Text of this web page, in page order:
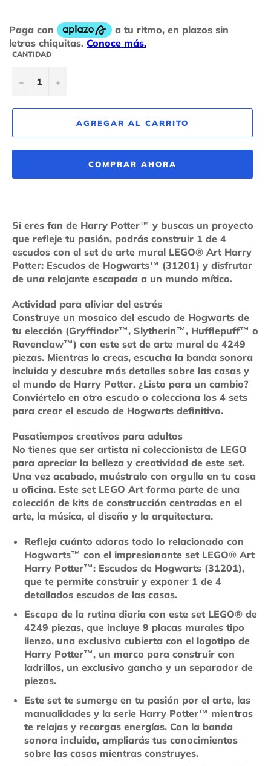
CANTIDAD
− +
AGREGAR AL CARRITO
COMPRAR AHORA
Si eres fan de Harry Potter™ y buscas un proyecto
que refleje tu pasión, podrás construir 1 de 4
escudos con el set de arte mural LEGO® Art Harry
Potter: Escudos de Hogwarts™ (31201) y disfrutar
de una relajante escapada a un mundo mítico.
Actividad para aliviar del estrés
Construye un mosaico del escudo de Hogwarts de
tu elección (Gryffindor™, Slytherin™, Hufflepuff™ o
Ravenclaw™) con este set de arte mural de 4249
piezas. Mientras lo creas, escucha la banda sonora
incluida y descubre más detalles sobre las casas y
el mundo de Harry Potter. ¿Listo para un cambio?
Conviértelo en otro escudo o colecciona los 4 sets
para crear el escudo de Hogwarts definitivo.
Pasatiempos creativos para adultos
No tienes que ser artista ni coleccionista de LEGO
para apreciar la belleza y creatividad de este set.
Una vez acabado, muéstralo con orgullo en tu casa
u oficina. Este set LEGO Art forma parte de una
colección de kits de construcción centrados en el
arte, la música, el diseño y la arquitectura.
Refleja cuánto adoras todo lo relacionado con
Hogwarts™ con el impresionante set LEGO® Art
Harry Potter™: Escudos de Hogwarts (31201),
que te permite construir y exponer 1 de 4
detallados escudos de las casas.
Escapa de la rutina diaria con este set LEGO® de
4249 piezas, que incluye 9 placas murales tipo
lienzo, una exclusiva cubierta con el logotipo de
Harry Potter™, un marco para construir con
ladrillos, un exclusivo gancho y un separador de
piezas.
Este set te sumerge en tu pasión por el arte, las
manualidades y la serie Harry Potter™ mientras
te relajas y recargas energías. Con la banda
sonora incluida, ampliarás tus conocimientos
sobre las casas mientras construyes.